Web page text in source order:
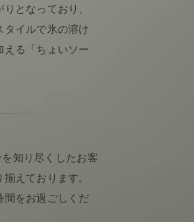
となっており、
イルで氷の溶け
る「ちょいソー
知り尽くしたお客
えております。
をお過ごしくだ